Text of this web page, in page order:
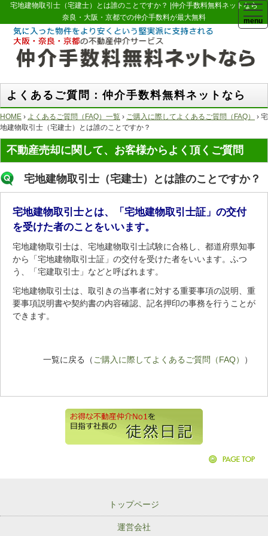
宅地建物取引士（宅建士）とは誰のことですか？ |仲介手数料無料ネットなら
奈良・大阪・京都での仲介手数料が最大無料
よくあるご質問：仲介手数料無料ネットなら
HOME › よくあるご質問（FAQ）一覧 › ご購入に際してよくあるご質問（FAQ）
› 宅
地建物取引士（宅建士）とは誰のことですか？
不動産売却に関して、お客様からよく頂くご質問
宅地建物取引士（宅建士）とは誰のことですか？
宅地建物取引士とは、「宅地建物取引士証」の交付
を受けた者のことをいいます。
宅地建物取引士は、宅地建物取引士試験に合格し、都道府県知事
から「宅地建物取引士証」の交付を受けた者をいいます。ふつ
う、「宅建取引士」などと呼ばれます。
宅地建物取引士は、取引きの当事者に対する重要事項の説明、重
要事項説明書や契約書の内容確認、記名押印の事務を行うことが
できます。
一覧に戻る（ ご購入に際してよくあるご質問（FAQ） ）
トップページ
運営会社